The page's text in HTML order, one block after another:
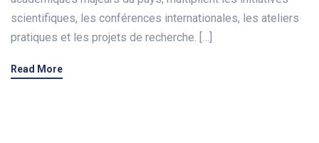
scientifiques, les conférences internationales, les ateliers
pratiques et les projets de recherche. […]
Read More